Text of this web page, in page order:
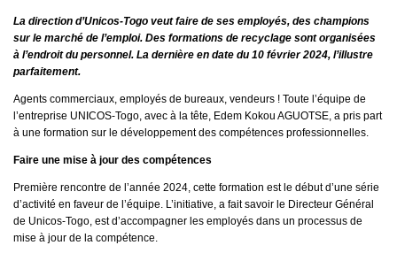
La direction d’Unicos-Togo veut faire de ses employés, des champions
sur le marché de l’emploi. Des formations de recyclage sont organisées
à l’endroit du personnel. La dernière en date du 10 février 2024, l’illustre
parfaitement.
Agents commerciaux, employés de bureaux, vendeurs ! Toute l’équipe de
l’entreprise UNICOS-Togo, avec à la tête, Edem Kokou AGUOTSE, a pris part
à une formation sur le développement des compétences professionnelles.
Faire une mise à jour des compétences
Première rencontre de l’année 2024, cette formation est le début d’une série
d’activité en faveur de l’équipe. L’initiative, a fait savoir le Directeur Général
de Unicos-Togo, est d’accompagner les employés dans un processus de
mise à jour de la compétence.